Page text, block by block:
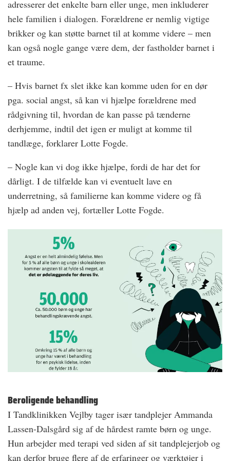
adresserer det enkelte barn eller unge, men inkluderer
hele familien i dialogen. Forældrene er nemlig vigtige
brikker og kan støtte barnet til at komme videre – men
kan også nogle gange være dem, der fastholder barnet i
et traume.
– Hvis barnet fx slet ikke kan komme uden for en dør
pga. social angst, så kan vi hjælpe forældrene med
rådgivning til, hvordan de kan passe på tænderne
derhjemme, indtil det igen er muligt at komme til
tandlæge, forklarer Lotte Fogde.
– Nogle kan vi dog ikke hjælpe, fordi de har det for
dårligt. I de tilfælde kan vi eventuelt lave en
underretning, så familierne kan komme videre og få
hjælp ad anden vej, fortæller Lotte Fogde.
Beroligende behandling
I Tandklinikken Vejlby tager især tandplejer Ammanda
Lassen-Dalsgård sig af de hårdest ramte børn og unge.
Hun arbejder med terapi ved siden af sit tandplejerjob og
kan derfor bruge flere af de erfaringer og værktøjer i